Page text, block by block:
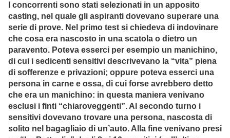
I concorrenti sono stati selezionati in un apposito
casting, nel quale gli aspiranti dovevano superare una
serie di prove. Nel primo test si chiedeva di indovinare
che cosa era nascosto in una scatola o dietro un
paravento. Poteva esserci per esempio un manichino,
di cui i sedicenti sensitivi descrivevano la “vita” piena
di sofferenze e privazioni; oppure poteva esserci una
persona in carne e ossa, di cui forse avrebbero detto
che era un manichino: in questa maniera venivano
esclusi i finti “chiaroveggenti”. Al secondo turno i
sensitivi dovevano trovare una persona, nascosta di
solito nel bagagliaio di un’auto. Alla fine venivano presi